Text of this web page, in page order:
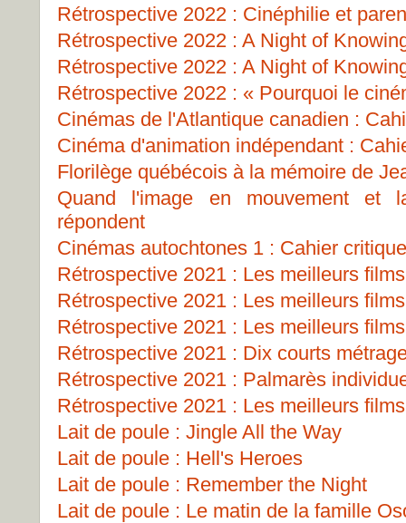
Rétrospective 2022 : Cinéphilie et
Rétrospective 2022 : A Night of
Rétrospective 2022 : A Night of
Rétrospective 2022 : « Pourquoi le
Cinémas de l'Atlantique canadien :
Cinéma d'animation indépendant :
Florilège québécois à la mémoire de
Quand l'image en mouvement et
répondent
Cinémas autochtones 1 : Cahier critique
Rétrospective 2021 : Les meilleurs
Rétrospective 2021 : Les meilleurs
Rétrospective 2021 : Les meilleurs
Rétrospective 2021 : Dix courts
Rétrospective 2021 : Palmarès
Rétrospective 2021 : Les meilleurs
Lait de poule : Jingle All the Way
Lait de poule : Hell's Heroes
Lait de poule : Remember the Night
Lait de poule : Le matin de la famille